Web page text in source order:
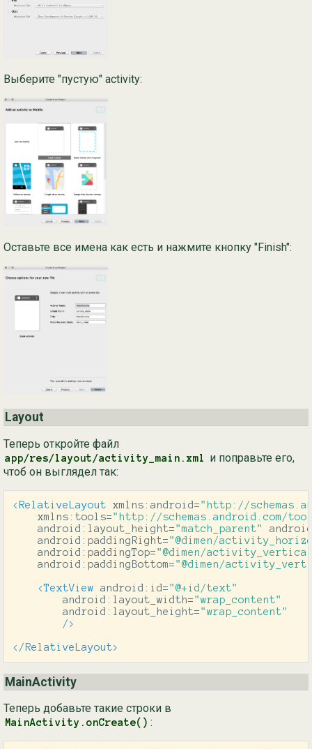
Выберите "пустую" activity:
Оставьте все имена как есть и нажмите кнопку "Finish":
Layout
Теперь откройте файл
app/res/layout/activity_main.xml
и поправьте его,
чтоб он выглядел так:
<RelativeLayout xmlns:android="http://
xmlns:tools="http://schemas.android.com/
android:layout_height="match_parent"
android:paddingRight="@dimen/
android:paddingTop="@dimen/
android:paddingBottom="@dimen/
<TextView android:id="@+id/text"
android:layout_width="wrap_content"
android:layout_height="wrap_content"
/>
</RelativeLayout>
MainActivity
Теперь добавьте такие строки в
MainActivity.onCreate() :